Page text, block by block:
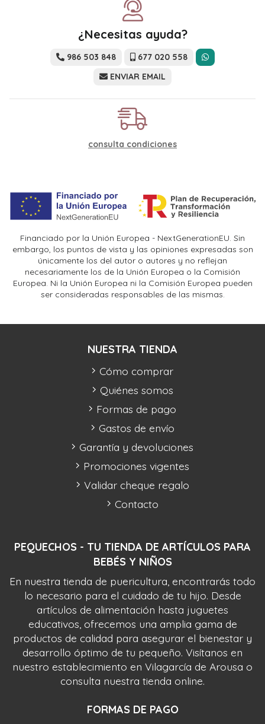
¿Necesitas ayuda?
986 503 848
677 020 558
ENVIAR EMAIL
consulta condiciones
Financiado por la Unión Europea - NextGenerationEU. Sin
embargo, los puntos de vista y las opiniones expresadas son
únicamente los del autor o autores y no reflejan
necesariamente los de la Unión Europea o la Comisión
Europea. Ni la Unión Europea ni la Comisión Europea pueden
ser consideradas responsables de las mismas.
PEQUECHOS - TU TIENDA DE ARTÍCULOS PARA
BEBÉS Y NIÑOS
En nuestra tienda de puericultura, encontrarás todo
lo necesario para el cuidado de tu hijo. Desde
artículos de alimentación hasta juguetes
educativos, ofrecemos una amplia gama de
productos de calidad para asegurar el bienestar y
desarrollo óptimo de tu pequeño. Visítanos en
nuestro establecimiento en Vilagarcía de Arousa o
consulta nuestra tienda online.
FORMAS DE PAGO
NUESTRA TIENDA
Cómo comprar
Quiénes somos
Formas de pago
Gastos de envío
Garantía y devoluciones
Promociones vigentes
Validar cheque regalo
Contacto